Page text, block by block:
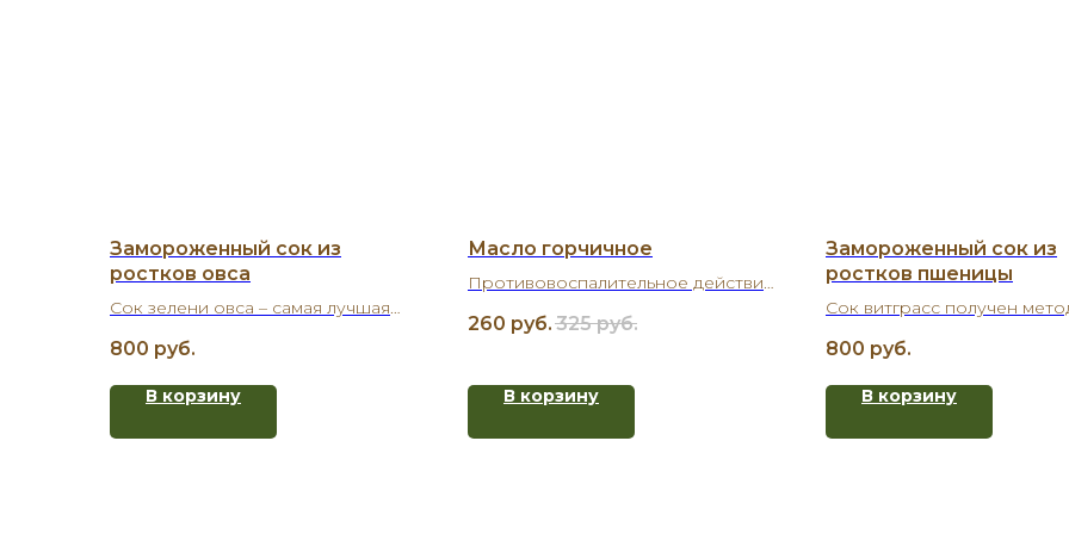
Замороженный сок из
ростков овса
Сок зелени овса – самая лучшая
добавка к пище.
800 руб.
В корзину
Масло горчичное
Противовоспалительное действие:
составе масла помогают
процессы в организме
260 руб. 325 руб.
В корзину
Замороженный сок из
ростков пшеницы
Сок витграсс получен
свежесрезанных ростков и
моментально заморожен.
800 руб.
В корзину